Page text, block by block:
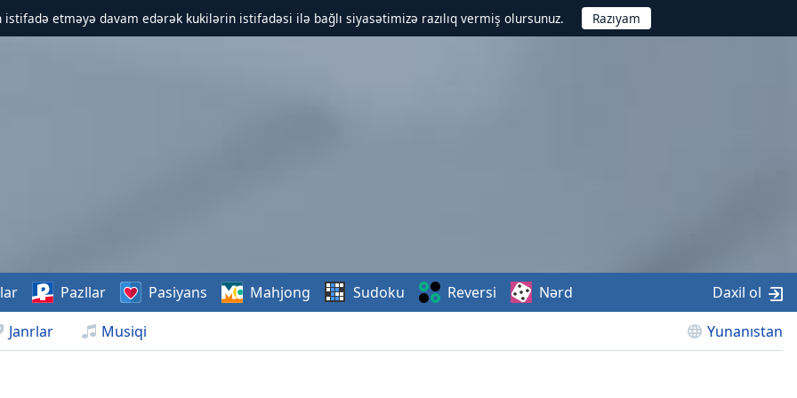
etməyə davam edərək kukilərin istifadəsi ilə bağlı siyasətimizə razılıq vermiş olursunuz.
Janrlar Musiqi Yunanıstan
Pazllar Pasiyans Mahjong Sudoku Reversi Nərd Daxil ol